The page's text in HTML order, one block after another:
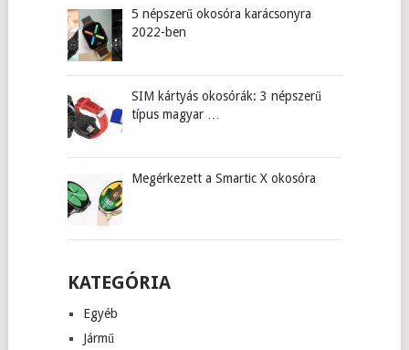
5 népszerű okosóra karácsonyra
2022-ben
SIM kártyás okosórák: 3 népszerű
típus magyar …
Megérkezett a Smartic X okosóra
KATEGÓRIA
Egyéb
Jármű